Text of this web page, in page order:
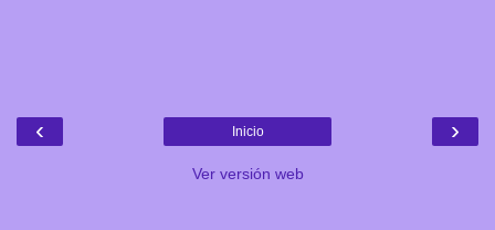
‹ ›
Inicio
Ver versión web